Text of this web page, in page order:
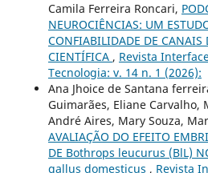
Camila Ferreira Roncari,
NEUROCIÊNCIAS: UM
CONFIABILIDADE DE CANAIS
CIENTÍFICA , Revista
Tecnologia: v. 14 n. 1 (2026):
Ana Jhoice de Santana
Guimarães, Eliane Carvalho,
André Aires, Mary Souza,
AVALIAÇÃO DO EFEITO
DE Bothrops leucurus (BlL)
gallus domesticus , Revista